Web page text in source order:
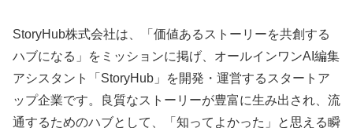
StoryHub株式会社は、「価値あるストーリーを共創する
ハブになる」をミッションに掲げ、オールインワンAI編集
アシスタント「StoryHub」を開発・運営するスタートア
ップ企業です。良質なストーリーが豊富に生み出され、流
通するためのハブとして、「知ってよかった」と思える瞬